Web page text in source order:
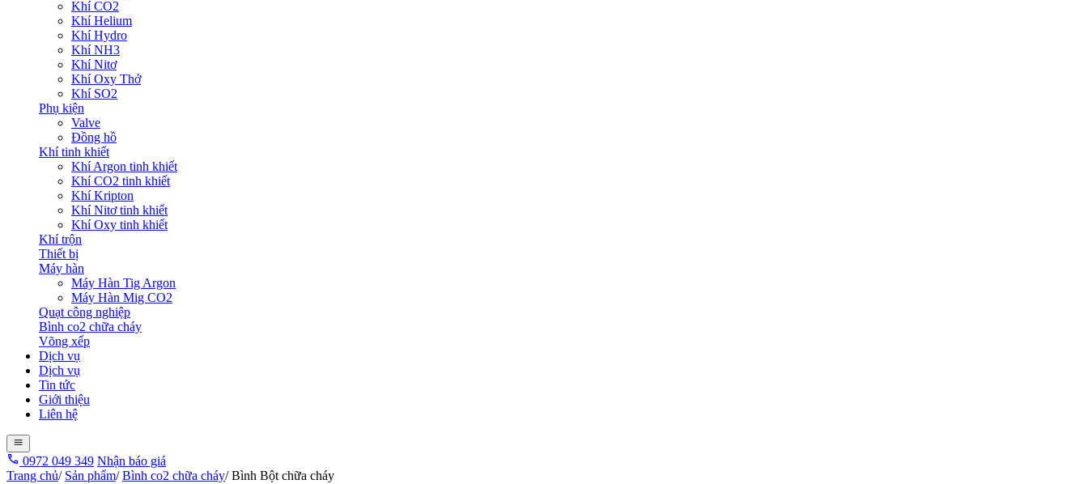
Khí CO2
Khí Helium
Khí Hydro
Khí NH3
Khí Nitơ
Khí Oxy Thở
Khí SO2
Phụ kiện
Valve
Đồng hồ
Khí tinh khiết
Khí Argon tinh khiết
Khí CO2 tinh khiết
Khí Kripton
Khí Nitơ tinh khiết
Khí Oxy tinh khiết
Khí trộn
Thiết bị
Máy hàn
Máy Hàn Tig Argon
Máy Hàn Mig CO2
Quạt công nghiệp
Bình co2 chữa cháy
Võng xếp
Dịch vụ
Dịch vụ
Tin tức
Giới thiệu
Liên hệ
0972 049 349 Nhận báo giá
Trang chủ/ Sản phẩm/ Bình co2 chữa cháy/ Bình Bột chữa cháy